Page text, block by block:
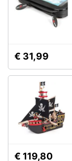
€ 31,99
€ 119,80